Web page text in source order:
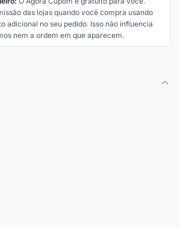
das lojas quando você compra usando
adicional no seu pedido. Isso não influencia
nem a ordem em que aparecem.